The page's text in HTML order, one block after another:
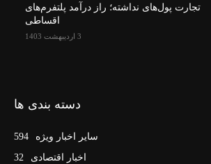
تجارت پول‌های نداشته؛ راز درآمد پلتفرم‌های
اقساطی
3 اردیبهشت 1403
دسته بندی ها
سایر اخبار ویژه
594
اخبار اقتصادی
32